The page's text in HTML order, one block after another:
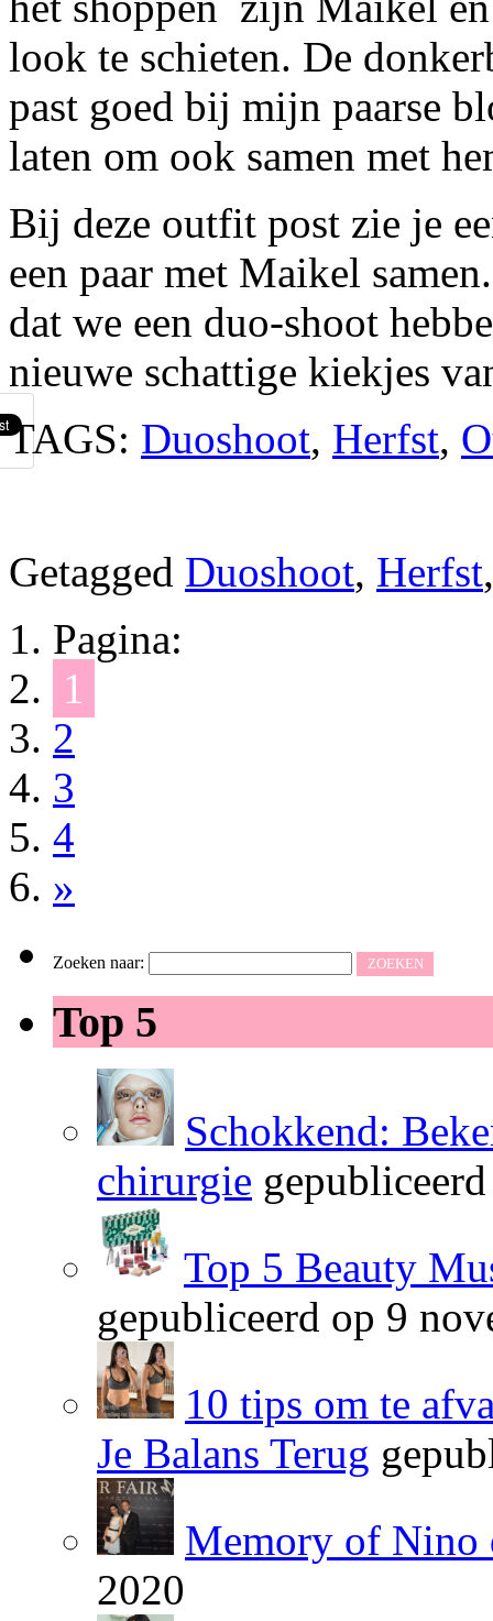
look te schieten. De
past goed bij mijn paarse
laten om ook samen met
Bij deze outfit post zie je
een paar met Maikel
dat we een duo-shoot
nieuwe schattige kiekjes
TAGS: Duoshoot, Herfst,
Getagged Duoshoot, Herfst
Pagina:
1
2
3
4
»
Zoeken naar:
Top 5
Schokkend:
chirurgie
Top 5 Beauty
gepubliceerd op 9
10 tips om te
Je Balans Terug
Memory of Nino
2020